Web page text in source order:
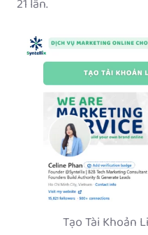
21 lần.
Tạo Tài Khoản